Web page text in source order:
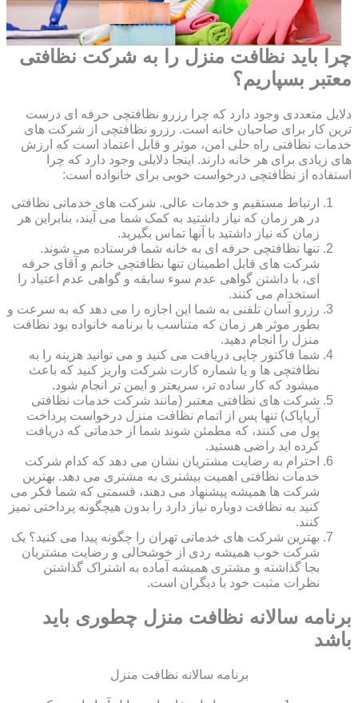
چرا باید نظافت منزل را به شرکت نظافتی
معتبر بسپاریم؟
دلایل متعددی وجود دارد که چرا رزرو نظافتچی حرفه ای درست
ترین کار برای صاحبان خانه است. رزرو نظافتچی از شرکت های
خدمات نظافتی راه حلی امن، موثر و قابل اعتماد است که ارزش
های زیادی برای هر خانه دارند. اینجا دلایلی وجود دارد که چرا
استفاده از نظافتچی درخواست خوبی برای خانواده است:
ارتباط مستقیم و خدمات عالی. شرکت های خدماتی نظافتی
در هر زمان که نیاز داشتید به کمک شما می آیند، بنابراین هر
زمان که نیاز داشتید با آنها تماس بگیرید.
تنها نظافتچی حرفه ای به خانه شما فرستاده می شوند.
شرکت های قابل اطمینان تنها نظافتچی خانم و آقای حرفه
ای، با داشتن گواهی عدم سوء سابقه و گواهی عدم اعتیاد را
استخدام می کنند.
رزرو آسان تلفنی به شما این اجازه را می دهد که به سرعت و
بطور موثر هر زمان که متناسب با برنامه خانواده بود نظافت
منزل را انجام دهید.
شما فاکتور چاپی دریافت می کنید و می توانید هزینه را به
نظافتچی ها و یا شماره کارت شرکت واریز کنید که باعث
میشود که کار ساده تر، سریعتر و ایمن تر انجام شود.
شرکت های نظافتی معتبر (مانند شرکت خدمات نظافتی
آریاپاک) تنها پس از اتمام نظافت منزل درخواست پرداخت
پول می کنند، که مطمئن شوند شما از خدماتی که دریافت
کرده اید راضی هستید.
احترام به رضایت مشتریان نشان می دهد که کدام شرکت
خدمات نظافتی اهمیت بیشتری به مشتری می دهد. بهترین
شرکت ها همیشه پیشنهاد می دهند، قسمتی که شما فکر می
کنید به نظافت دوباره نیاز دارد را بدون هیچگونه پرداختی تمیز
کنند.
بهترین شرکت های خدماتی تهران را چگونه پیدا می کنید؟ یک
شرکت خوب همیشه ردی از خوشحالی و رضایت مشتریان
بجا گذاشته و مشتری همیشه آماده به اشتراک گذاشتن
نظرات مثبت خود با دیگران است.
برنامه سالانه نظافت منزل چطوری باید
باشد
برنامه سالانه نظافت منزل